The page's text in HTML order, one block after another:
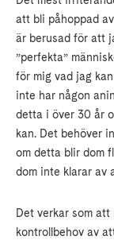
att bli påhoppad
är berusad för att
”perfekta”
för mig vad jag
inte har någon
detta i över 30 år
kan. Det behöver
om detta blir dom
dom inte klarar av
Det verkar som
kontrollbehov av